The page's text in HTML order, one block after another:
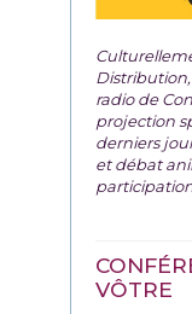
radio de
projection
derniers
et débat
VÔTRE